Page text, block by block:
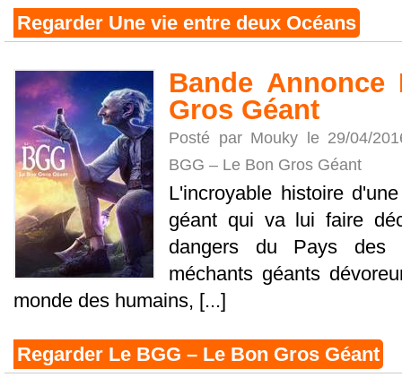
Regarder Une vie entre deux Océans
Bande
Gros Géant
Posté par Mouky le 29/04/
BGG – Le Bon Gros Géant
L'incroyable histoire
géant qui va lui faire
dangers du Pays des
méchants géants
monde des humains, [...]
Regarder Le BGG – Le Bon Gros Géant